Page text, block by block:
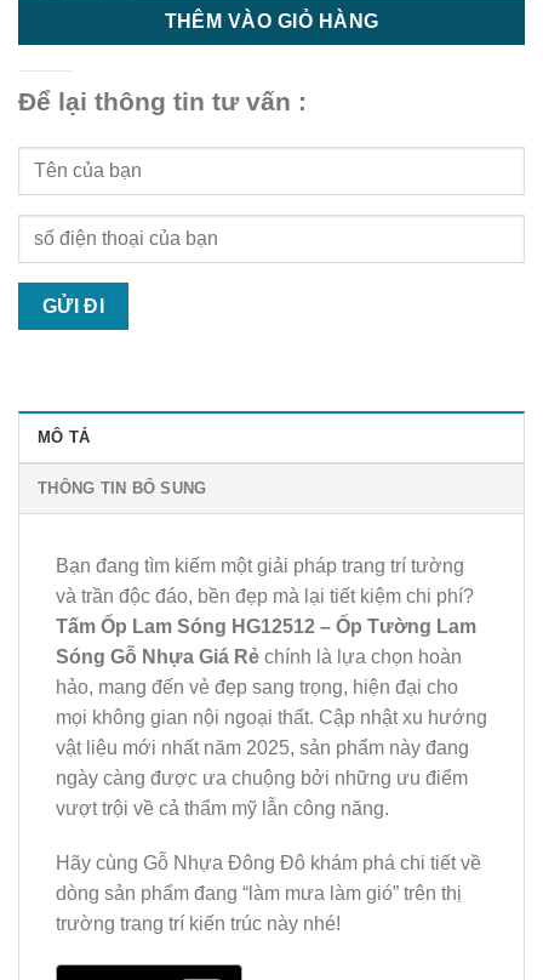
THÊM VÀO GIỎ HÀNG
Để lại thông tin tư vấn :
MÔ TẢ
THÔNG TIN BỔ SUNG
Bạn đang tìm kiếm một giải pháp trang trí tường
và trần độc đáo, bền đẹp mà lại tiết kiệm chi phí?
Tấm Ốp Lam Sóng HG12512 – Ốp Tường Lam
Sóng Gỗ Nhựa Giá Rẻ chính là lựa chọn hoàn
hảo, mang đến vẻ đẹp sang trọng, hiện đại cho
mọi không gian nội ngoại thất. Cập nhật xu hướng
vật liệu mới nhất năm 2025, sản phẩm này đang
ngày càng được ưa chuộng bởi những ưu điểm
vượt trội về cả thẩm mỹ lẫn công năng.
Hãy cùng Gỗ Nhựa Đông Đô khám phá chi tiết về
dòng sản phẩm đang “làm mưa làm gió” trên thị
trường trang trí kiến trúc này nhé!